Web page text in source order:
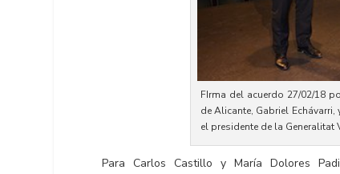
FIrma del acuerdo 27/02/18
de Alicante, Gabriel
el presidente de la Generalitat
Para Carlos Castillo y María Dolores